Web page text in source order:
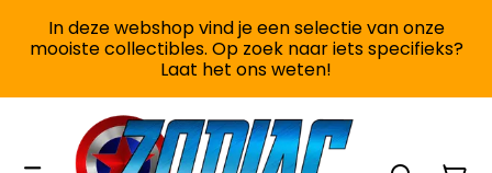
In deze webshop vind je een selectie van onze
mooiste collectibles. Op zoek naar iets specifieks?
Laat het ons weten!